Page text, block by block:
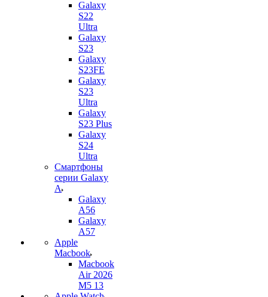
Galaxy
S22
Ultra
Galaxy
S23
Galaxy
S23FE
Galaxy
S23
Ultra
Galaxy
S23 Plus
Galaxy
S24
Ultra
Смартфоны
серии Galaxy
A
Galaxy
A56
Galaxy
A57
Apple
Macbook
Macbook
Air 2026
M5 13